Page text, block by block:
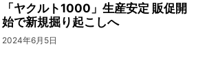
「ヤクルト1000」生産安定 販促開
始で新規掘り起こしへ
2024年6月5日